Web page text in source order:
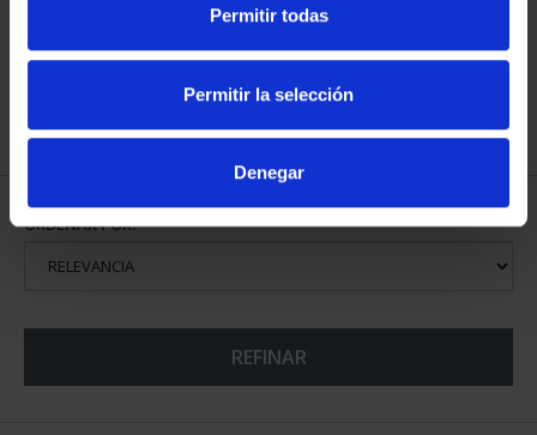
Permitir todas
Permitir la selección
Denegar
ORDENAR POR:
REFINAR